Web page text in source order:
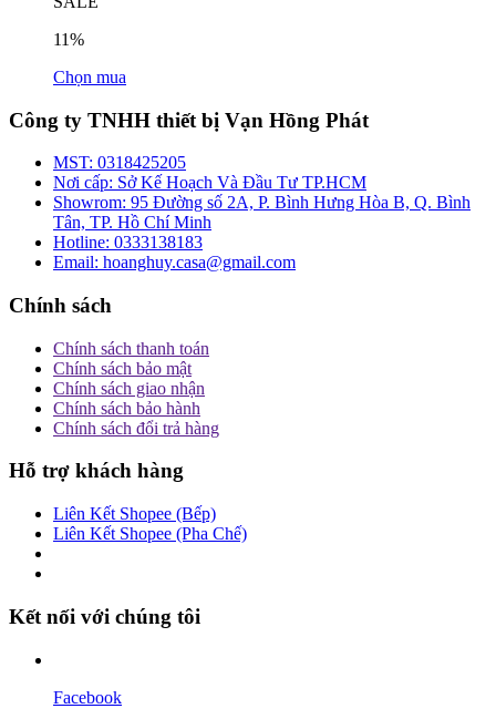
11%
Chọn mua
Công ty TNHH thiết bị Vạn Hồng Phát
MST: 0318425205
Nơi cấp: Sở Kế Hoạch Và Đầu Tư TP.HCM
Showrom: 95 Đường số 2A, P. Bình Hưng Hòa B, Q. Bình
Tân, TP. Hồ Chí Minh
Hotline: 0333138183
Email: hoanghuy.casa@gmail.com
Chính sách
Chính sách thanh toán
Chính sách bảo mật
Chính sách giao nhận
Chính sách bảo hành
Chính sách đổi trả hàng
Hỗ trợ khách hàng
Liên Kết Shopee (Bếp)
Liên Kết Shopee (Pha Chế)
Kết nối với chúng tôi
Facebook